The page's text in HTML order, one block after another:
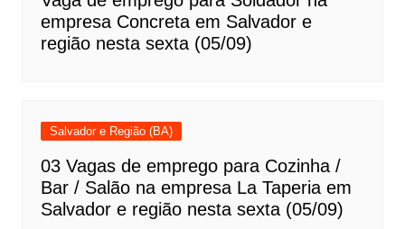
empresa Concreta em Salvador e
região nesta sexta (05/09)
Salvador e Região (BA)
03 Vagas de emprego para Cozinha /
Bar / Salão na empresa La Taperia em
Salvador e região nesta sexta (05/09)